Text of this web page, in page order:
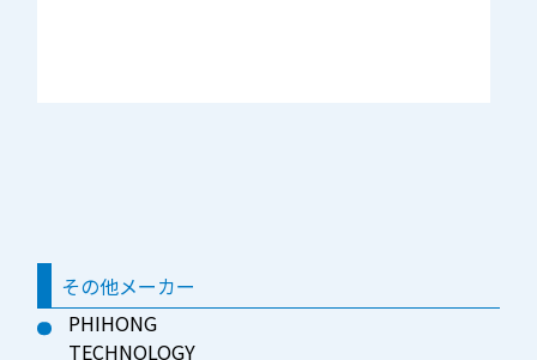
その他メーカー
PHIHONG
TECHNOLOGY